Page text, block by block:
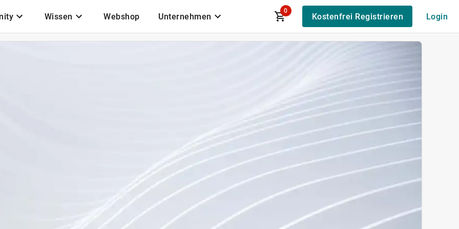
Wissen Webshop Unternehmen
0
Kostenfrei Registrieren Login